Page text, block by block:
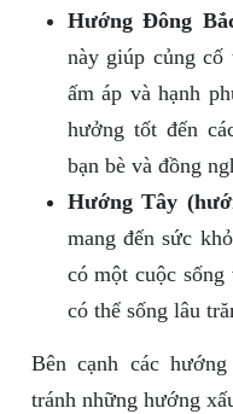
Hướng Đông
này giúp củng
ấm áp và hạnh
hưởng tốt đến
bạn bè và đồng
Hướng Tây
mang đến sức
có một cuộc
có thể sống lâu
Bên cạnh các
tránh những hướng